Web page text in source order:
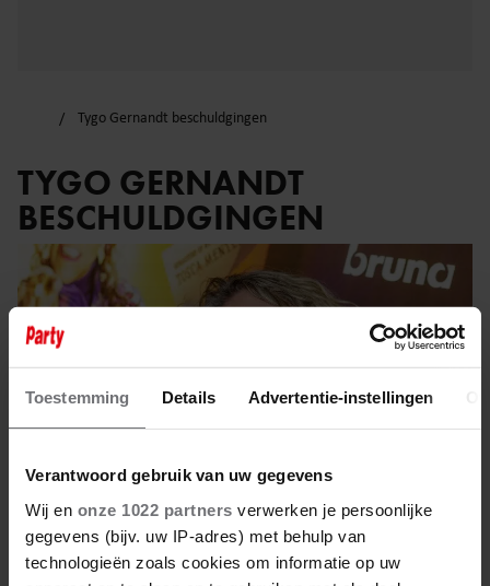
Toestemming Details Advertentie-instellingen
Verantwoord gebruik van uw gegevens
Wij en onze 1022 partners verwerken je persoonlijke
gegevens (bijv. uw IP-adres) met behulp van
technologieën zoals cookies om informatie op uw
Tygo Gernandt beschuldgingen
TYGO GERNANDT
BESCHULDGINGEN